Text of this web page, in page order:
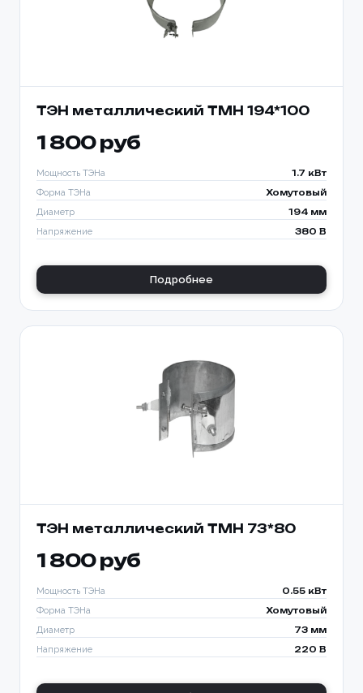
ТЭН металлический TMH 194*100
1 800 руб
Мощность ТЭНа 1.7 кВт
Форма ТЭНа Хомутовый
Диаметр 194 мм
Напряжение 380 В
Подробнее
ТЭН металлический TMH 73*80
1 800 руб
Мощность ТЭНа 0.55 кВт
Форма ТЭНа Хомутовый
Диаметр 73 мм
Напряжение 220 В